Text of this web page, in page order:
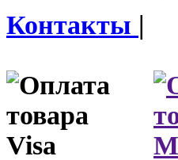
Контакты |